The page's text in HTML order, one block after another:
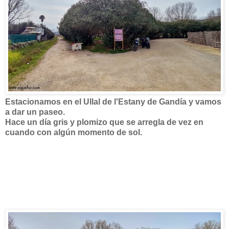
Estacionamos en el Ullal de l'Estany de Gandía y vamos
a dar un paseo.
Hace un día gris y plomizo que se arregla de vez en
cuando con algún momento de sol.